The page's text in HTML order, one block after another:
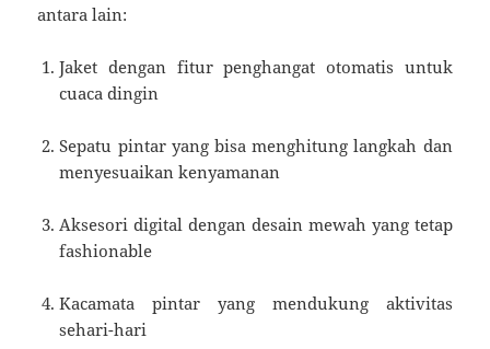
antara lain:
Jaket dengan fitur penghangat otomatis untuk
cuaca dingin
Sepatu pintar yang bisa menghitung langkah dan
menyesuaikan kenyamanan
Aksesori digital dengan desain mewah yang tetap
fashionable
Kacamata pintar yang mendukung aktivitas
sehari-hari